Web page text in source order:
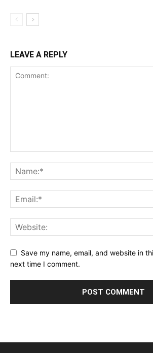
LEAVE A REPLY
Save my name, email, and website in
next time I comment.